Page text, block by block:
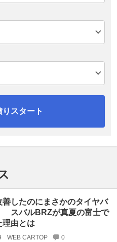
りスタート
善したのにまさかのタイヤバ
スバルBRZが真夏の富士で
理由とは
WEB CARTOP 0